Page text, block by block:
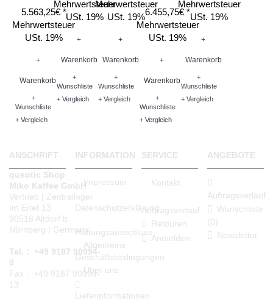
5.563,25€ *
Mehrwertsteuer
USt. 19%
+
Warenkorb
+
Wunschliste
+ Vergleich
Mehrwertsteuer
USt. 19%
+
Warenkorb
+
Wunschliste
+ Vergleich
Mehrwertsteuer
USt. 19%
+
Warenkorb
+
Wunschliste
+ Vergleich
6.455,75€ *
Mehrwertsteuer
USt. 19%
+
Warenkorb
+
Wunschliste
+ Vergleich
Mehrwertsteuer
USt. 19%
+
Warenkorb
+
Wunschliste
+ Vergleich
ANSCHRIFT
qusotic Shop
Miko Kaffee GmbH
Vertrieb | Zentrallager
Im Erlet 13
90518 Altdorf b.
Nürnberg | Germany
Tel. : +49 9187 90994-
0
Fax : +49 9187 90994-
13
INFORMATION
Impressum
Datenschutzerklärung
Haftungsausschluss
Allgemeine
Geschäftsbedingungen
Über uns
Lieferinformationen
SERVICE
Kontakt
Auftragsverlauf
Retouren
Anmelden
ANGEBOTE
Auftragsverlauf
Wunschliste
(0)
Newsletter